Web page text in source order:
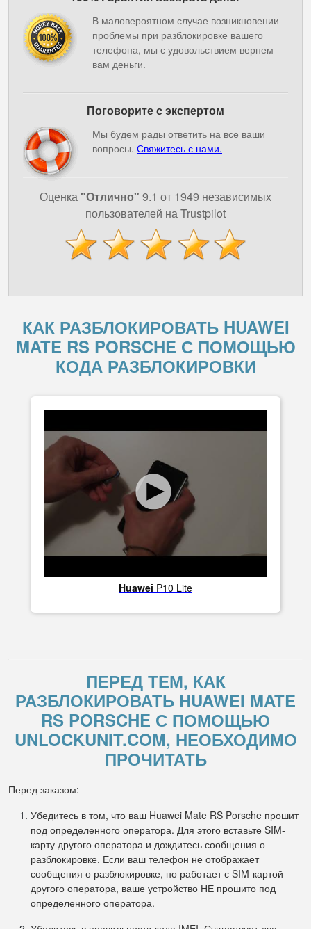
В маловероятном случае возникновении
проблемы при разблокировке вашего
телефона, мы с удовольствием вернем
вам деньги.
Поговорите с экспертом
Мы будем рады ответить на все ваши
вопросы. Свяжитесь с нами.
Оценка"Отлично" 9.1 от 1949 независимых
пользователей на Trustpilot
КАК РАЗБЛОКИРОВАТЬ HUAWEI
MATE RS PORSCHE С ПОМОЩЬЮ
КОДА РАЗБЛОКИРОВКИ
Huawei P10 Lite
ПЕРЕД ТЕМ, КАК
РАЗБЛОКИРОВАТЬ HUAWEI MATE
RS PORSCHE С ПОМОЩЬЮ
UNLOCKUNIT.COM, НЕОБХОДИМО
ПРОЧИТАТЬ
Перед заказом:
Убедитесь в том, что ваш Huawei Mate RS Porsche прошит
под определенного оператора. Для этого вставьте SIM-
карту другого оператора и дождитесь сообщения о
разблокировке. Если ваш телефон не отображает
сообщения о разблокировке, но работает с SIM-картой
другого оператора, ваше устройство НЕ прошито под
определенного оператора.